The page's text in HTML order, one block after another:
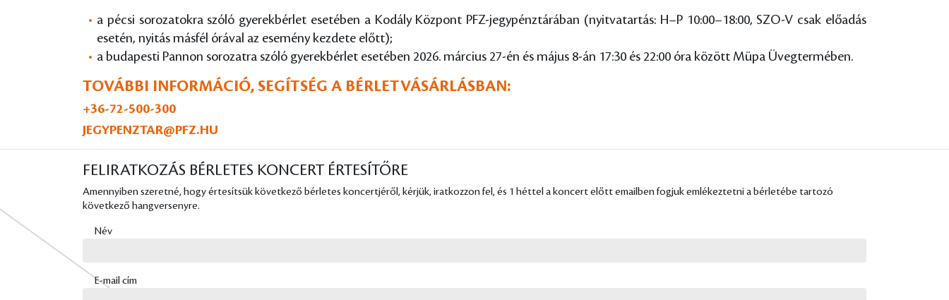
a pécsi sorozatokra szóló gyerekbérlet esetében a Kodály Központ PFZ-jegypénztárában (nyitvatartás: H–P 10:00–18:00, SZO-V csak előadás
esetén, nyitás másfél órával az esemény kezdete előtt);
a budapesti Pannon sorozatra szóló gyerekbérlet esetében 2026. március 27-én és május 8-án 17:30 és 22:00 óra között Müpa Üvegtermében.
TOVÁBBI INFORMÁCIÓ, SEGÍTSÉG A BÉRLETVÁSÁRLÁSBAN:
+36-72-500-300
JEGYPENZTAR@PFZ.HU
FELIRATKOZÁS BÉRLETES KONCERT ÉRTESÍTŐRE
Amennyiben szeretné, hogy értesítsük következő bérletes koncertjéről, kérjük, iratkozzon fel, és 1 héttel a koncert előtt emailben fogjuk emlékeztetni a bérletébe tartozó
következő hangversenyre.
Név
E-mail cím